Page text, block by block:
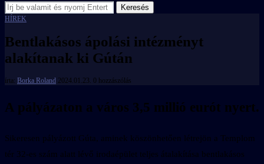
Keresés
HÍREK
Bentlakásos ápolási intézményt
alakítanak ki Gútán
írta: Borka Roland 2024.01.23. 0 hozzászólás
A pályázaton a város 3,5 millió eurót nyert.
Sikeresen pályázott Gúta, aminek köszönhetően létrejön a Templom
tér 32-es szám alatt lévő irodaépület teljes átalakítása bentlakásos